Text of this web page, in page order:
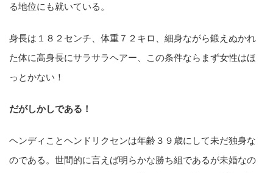
る地位にも就いている。
身長は１８２センチ、体重７２キロ、細身ながら鍛えぬかれ
た体に高身長にサラサラヘアー、この条件ならまず女性はほ
っとかない！
だがしかしである！
ヘンディことヘンドリクセンは年齢３９歳にして未だ独身な
のである。世間的に言えば明らかな勝ち組であるが未婚なの